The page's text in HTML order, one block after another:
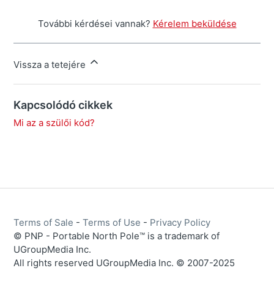
További kérdései vannak? Kérelem beküldése
Vissza a tetejére
Kapcsolódó cikkek
Mi az a szülői kód?
Terms of Sale -Terms of Use - Privacy Policy
© PNP - Portable North Pole™ is a trademark of
UGroupMedia Inc.
All rights reserved UGroupMedia Inc. © 2007-2025